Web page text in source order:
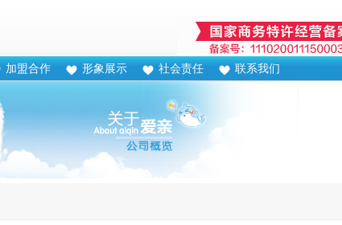
加盟合作 形象展示 社会责任 联系我们